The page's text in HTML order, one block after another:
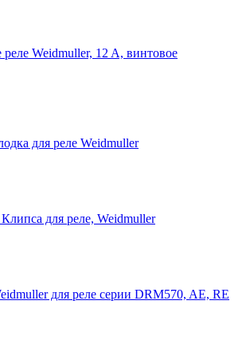
Weidmuller, 12 A, винтовое
для реле Weidmuller
для реле, Weidmuller
для реле серии DRM570, AE, RE